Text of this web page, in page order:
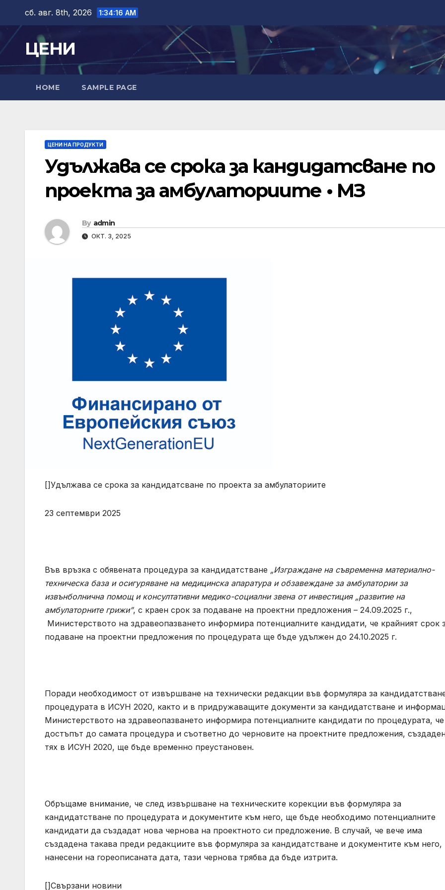
content
сб. авг. 8th, 2026 1:34:17 AM
ЦЕНИ
HOME SAMPLE PAGE
ЦЕНИ НА ПРОДУКТИ
Удължава се срока за кандидатсване по
проекта за амбулаториите • МЗ
By admin
ОКТ. 3, 2025
[]Удължава се срока за кандидатсване по проекта за амбулаториите
23 септември 2025
Във връзка с обявената процедура за кандидатстване „Изграждане на съвременна материално-
техническа база и осигуряване на медицинска апаратура и обзавеждане за амбулатории за
извънболнична помощ и консултативни медико-социални звена от инвестиция „развитие на
амбулаторните грижи”, с краен срок за подаване на проектни предложения – 24.09.2025 г.,
Министерството на здравеопазването информира потенциалните кандидати, че крайният срок
подаване на проектни предложения по процедурата ще бъде удължен до 24.10.2025 г.
Поради необходимост от извършване на технически редакции във формуляра за
процедурата в ИСУН 2020, както и в придружаващите документи за кандидатстване и
Министерството на здравеопазването информира потенциалните кандидати по процедурата, че
достъпът до самата процедура и съответно до черновите на проектните предложения,
тях в ИСУН 2020, ще бъде временно преустановен.
Обръщаме внимание, че след извършване на техническите корекции във формуляра за
кандидатстване по процедурата и документите към него, ще бъде необходимо потенциалните
кандидати да създадат нова чернова на проектното си предложение. В случай, че вече има
създадена такава преди редакциите във формуляра за кандидатстване и документите към него,
нанесени на гореописаната дата, тази чернова трябва да бъде изтрита.
[]Свързани новини